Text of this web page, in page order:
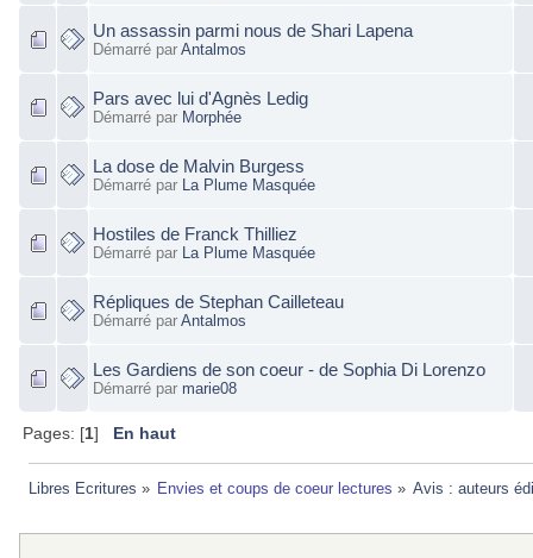
Un assassin parmi nous de Shari Lapena
Démarré par Antalmos
Pars avec lui d'Agnès Ledig
Démarré par Morphée
La dose de Malvin Burgess
Démarré par La Plume Masquée
Hostiles de Franck Thilliez
Démarré par La Plume Masquée
Répliques de Stephan Cailleteau
Démarré par Antalmos
Les Gardiens de son coeur - de Sophia Di Lorenzo
Démarré par marie08
Pages: [1] En haut
Libres Ecritures » Envies et coups de coeur lectures » Avis : auteurs